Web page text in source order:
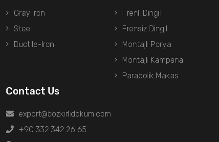
Gray Iron
Steel
Ductile-Iron
Frenli Dingil
Frensiz Dingil
Montajlı Porya
Montajlı Kampana
Parabolik Makas
Contact Us
export@bozkirlidokum.com
+90 332 342 26 65